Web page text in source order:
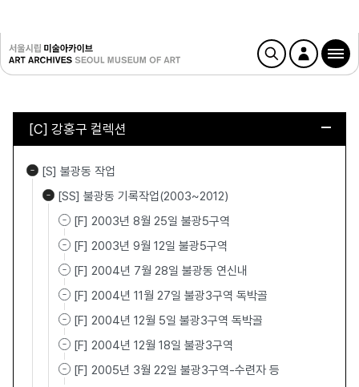
[C] 강홍구 컬렉션
[S] 불광동 작업
[SS] 불광동 기록작업(2003~2012)
[F] 2003년 8월 25일 불광5구역
[F] 2003년 9월 12일 불광5구역
[F] 2004년 7월 28일 불광동 연신내
[F] 2004년 11월 27일 불광3구역 독박골
[F] 2004년 12월 5일 불광3구역 독박골
[F] 2004년 12월 18일 불광3구역
[F] 2005년 3월 22일 불광3구역-수련자 등